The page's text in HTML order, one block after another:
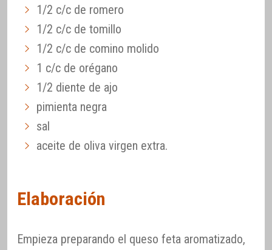
1/2 c/c de romero
1/2 c/c de tomillo
1/2 c/c de comino molido
1 c/c de orégano
1/2 diente de ajo
pimienta negra
sal
aceite de oliva virgen extra.
Elaboración
Empieza preparando el queso feta aromatizado,